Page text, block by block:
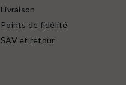
Livraison
Points de fidélité
SAV et retour